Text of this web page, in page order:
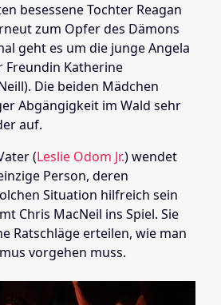
besessene Tochter Reagan
zum Opfer des Dämons
geht es um die junge Angela
Freundin Katherine
Die beiden Mädchen
Abgängigkeit im Wald sehr
auf.
(Leslie Odom Jr.) wendet
Person, deren
Situation hilfreich sein
Chris MacNeil ins Spiel. Sie
Ratschläge erteilen, wie man
vorgehen muss.